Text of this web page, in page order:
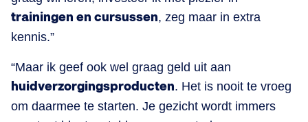
trainingen en cursussen, zeg maar in extra
kennis.”
“Maar ik geef ook wel graag geld uit aan
huidverzorgingsproducten. Het is nooit te vroeg
om daarmee te starten. Je gezicht wordt immers